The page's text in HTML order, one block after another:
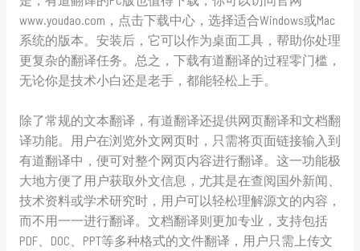
www.youdao.com，点击下载中心，选择适合Windows或Mac
系统的版本。安装后，它可以作为桌面工具，帮助你处理
更复杂的翻译任务。总之，下载有道翻译的过程零门槛，
无论你是技术小白还是老手，都能轻松上手。
除了常规的文本翻译，有道翻译还提供网页翻译和文档翻
译功能。用户在浏览外文网页时，只需将页面链接输入到
有道翻译中，便可对整个网页内容进行翻译。这一功能极
大地方便了用户获取外文信息，尤其是在查阅国外新闻、
技术资料或学术研究时，用户可以轻松理解源文的内容，
而不用一一进行翻译。文档翻译则更加专业，支持包括
PDF、DOC、PPT等多种格式的文件翻译，用户只需上传文